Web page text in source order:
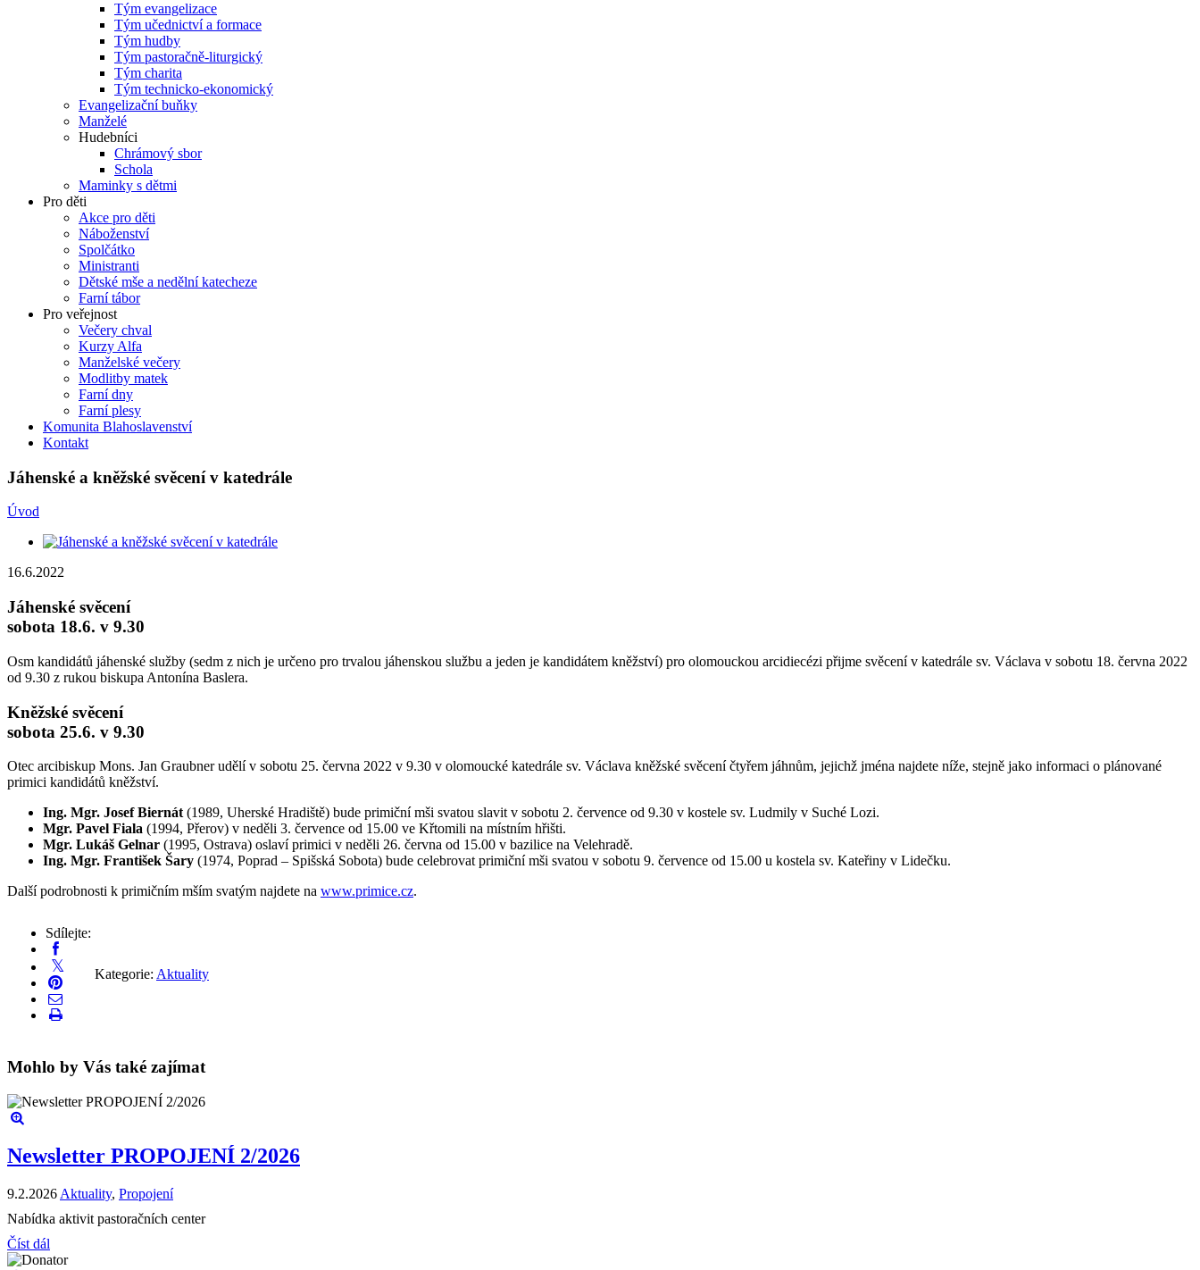
Tým evangelizace
Tým učednictví a formace
Tým hudby
Tým pastoračně-liturgický
Tým charita
Tým technicko-ekonomický
Evangelizační buňky
Manželé
Hudebníci
Chrámový sbor
Schola
Maminky s dětmi
Pro děti
Akce pro děti
Náboženství
Spolčátko
Ministranti
Dětské mše a nedělní katecheze
Farní tábor
Pro veřejnost
Večery chval
Kurzy Alfa
Manželské večery
Modlitby matek
Farní dny
Farní plesy
Komunita Blahoslavenství
Kontakt
Jáhenské a kněžské svěcení v katedrále
Úvod
16.6.2022
Jáhenské svěcení
sobota 18.6. v 9.30
Osm kandidátů jáhenské služby (sedm z nich je určeno pro trvalou jáhenskou službu a jeden je kandidátem kněžství) pro olomouckou arcidiecézi přijme svěcení v katedrále sv. Václava v sobotu 18. června 2022
od 9.30 z rukou biskupa Antonína Baslera.
Kněžské svěcení
sobota 25.6. v 9.30
Otec arcibiskup Mons. Jan Graubner udělí v sobotu 25. června 2022 v 9.30 v olomoucké katedrále sv. Václava kněžské svěcení čtyřem jáhnům, jejichž jména najdete níže, stejně jako informaci o plánované
primici kandidátů kněžství.
Ing. Mgr. Josef Biernát (1989, Uherské Hradiště) bude primiční mši svatou slavit v sobotu 2. července od 9.30 v kostele sv. Ludmily v Suché Lozi.
Mgr. Pavel Fiala (1994, Přerov) v neděli 3. července od 15.00 ve Křtomili na místním hřišti.
Mgr. Lukáš Gelnar (1995, Ostrava) oslaví primici v neděli 26. června od 15.00 v bazilice na Velehradě.
Ing. Mgr. František Šary (1974, Poprad – Spišská Sobota) bude celebrovat primiční mši svatou v sobotu 9. července od 15.00 u kostela sv. Kateřiny v Lidečku.
Další podrobnosti k primičním mším svatým najdete na www.primice.cz.
Sdílejte:
Kategorie: Aktuality
Mohlo by Vás také zajímat
Newsletter PROPOJENÍ 2/2026
9.2.2026 Aktuality, Propojení
Nabídka aktivit pastoračních center
Číst dál